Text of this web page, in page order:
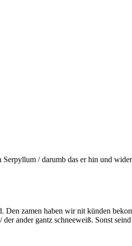
/ darumb das er hin und
Den zamen haben wir nit künden
ander gantz schneeweiß. Sonst